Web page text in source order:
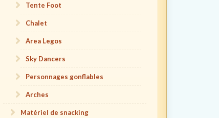
Tente Foot
Chalet
Area Legos
Sky Dancers
Personnages gonflables
Arches
Matériel de snacking